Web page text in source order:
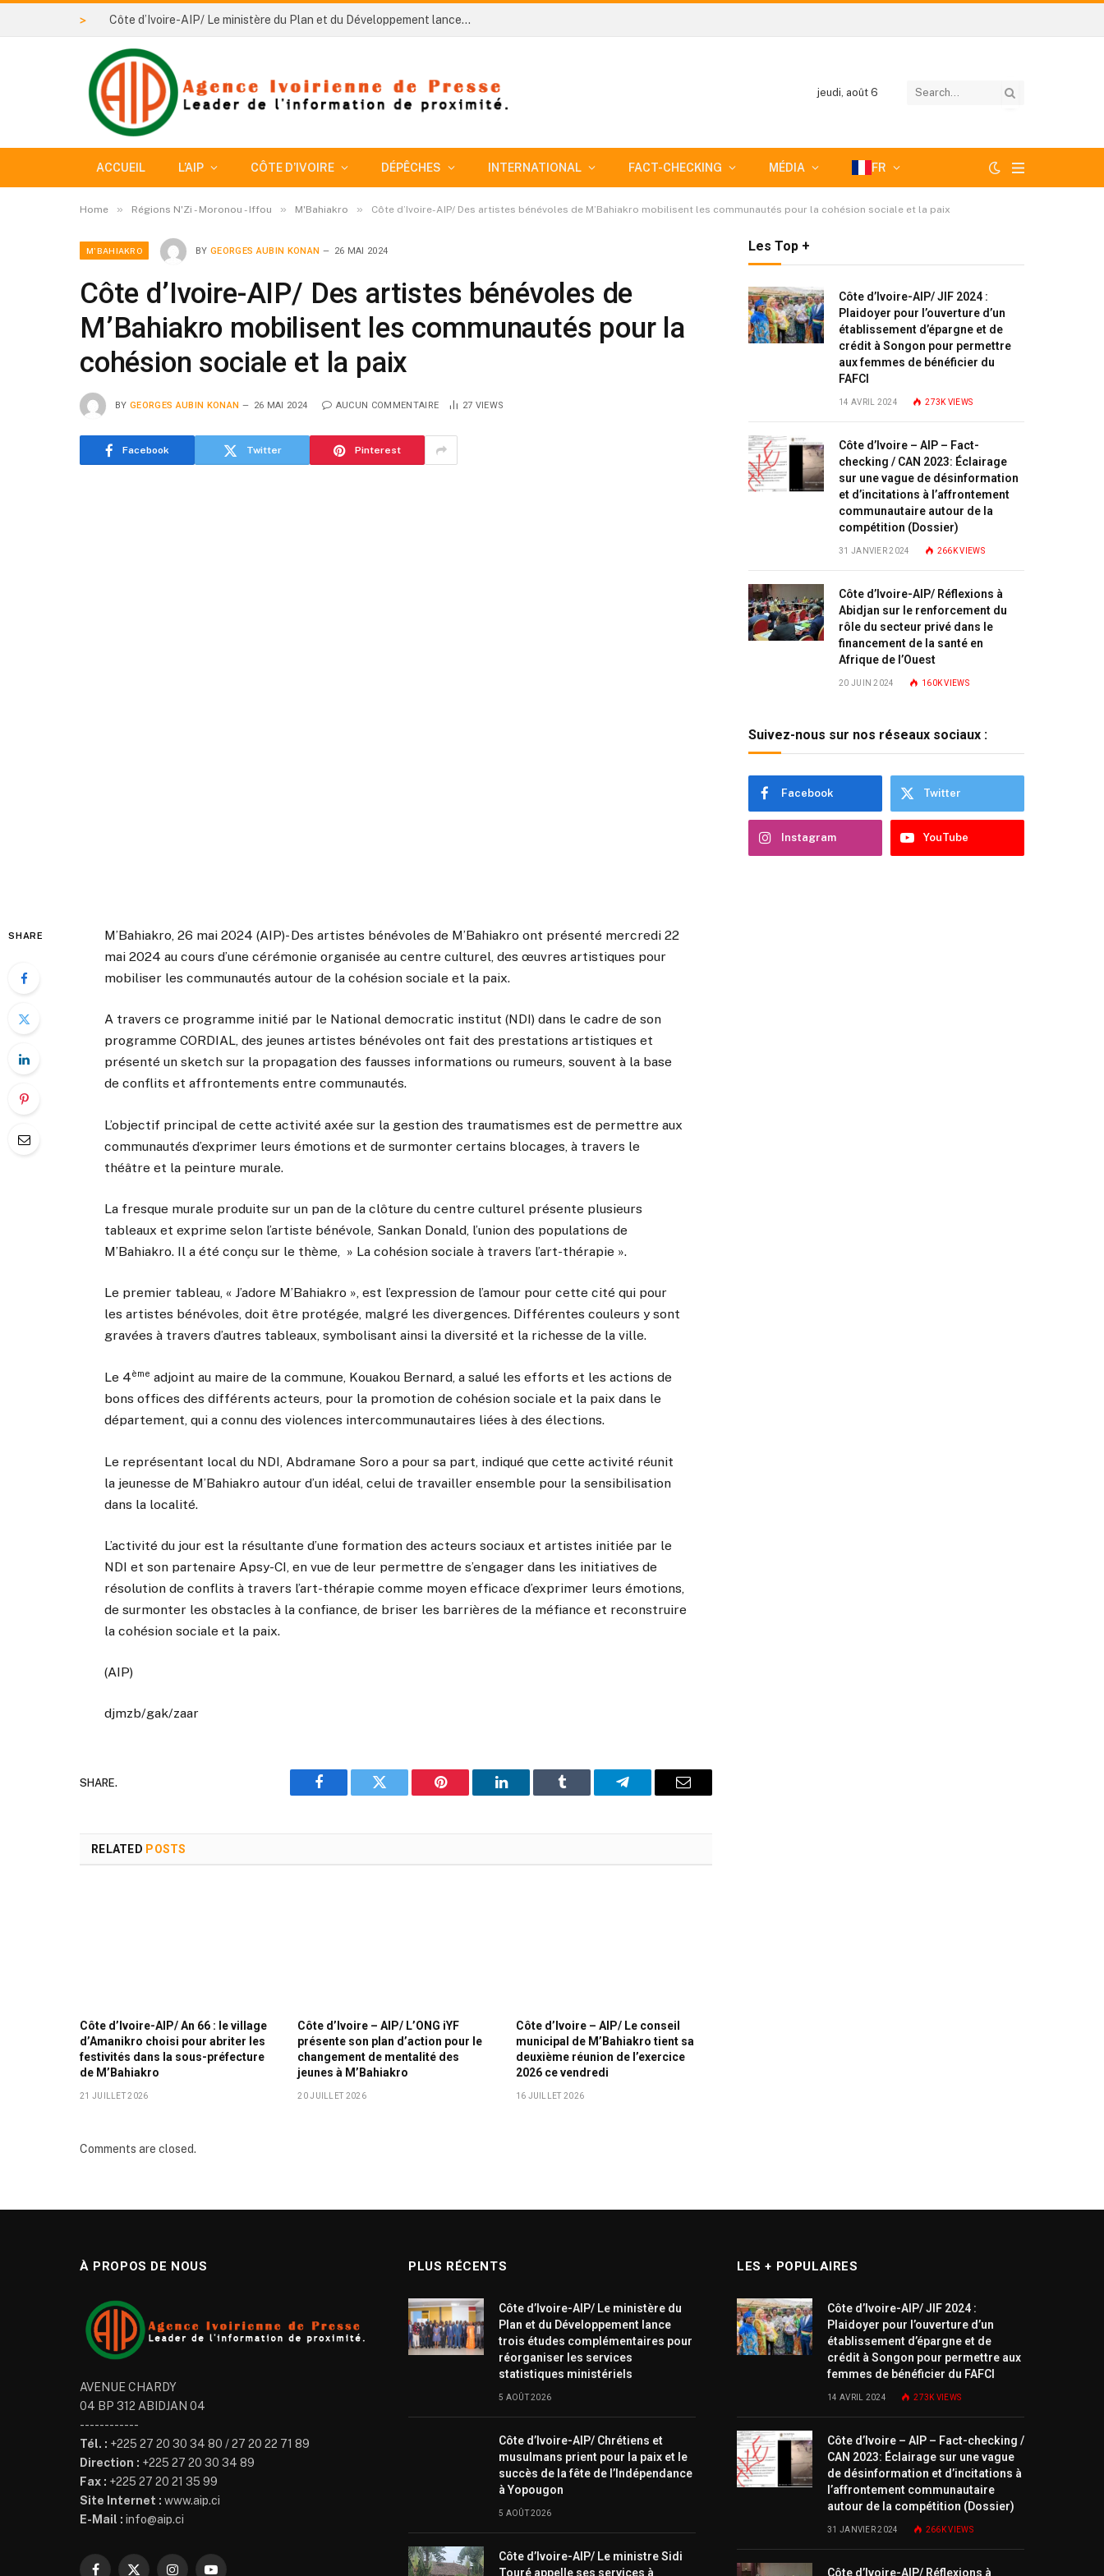
> Côte d’Ivoire-AIP/ Le ministère du Plan et du Développement lance trois études complémentaires pour réorganiser les services statistiques ministériels
jeudi, août 6
ACCUEIL L’AIP CÔTE D’IVOIRE DÉPÊCHES INTERNATIONAL FACT-CHECKING MÉDIA FR
Home » Régions N'Zi - Moronou - Iffou » M'Bahiakro » Côte d’Ivoire-AIP/ Des artistes bénévoles de M’Bahiakro mobilisent les communautés pour la cohésion sociale et la paix
M'BAHIAKRO BY GEORGES AUBIN KONAN 26 MAI 2024
Côte d’Ivoire-AIP/ Des artistes bénévoles de
M’Bahiakro mobilisent les communautés pour la
cohésion sociale et la paix
BY GEORGES AUBIN KONAN 26 MAI 2024 AUCUN COMMENTAIRE 27 VIEWS
Facebook Twitter Pinterest
SHARE
M’Bahiakro, 26 mai 2024 (AIP)- Des artistes bénévoles de M’Bahiakro ont présenté mercredi 22
mai 2024 au cours d’une cérémonie organisée au centre culturel, des œuvres artistiques pour
mobiliser les communautés autour de la cohésion sociale et la paix.
A travers ce programme initié par le National democratic institut (NDI) dans le cadre de son
programme CORDIAL, des jeunes artistes bénévoles ont fait des prestations artistiques et
présenté un sketch sur la propagation des fausses informations ou rumeurs, souvent à la base
de conflits et affrontements entre communautés.
L’objectif principal de cette activité axée sur la gestion des traumatismes est de permettre aux
communautés d’exprimer leurs émotions et de surmonter certains blocages, à travers le
théâtre et la peinture murale.
La fresque murale produite sur un pan de la clôture du centre culturel présente plusieurs
tableaux et exprime selon l’artiste bénévole, Sankan Donald, l’union des populations de
M’Bahiakro. Il a été conçu sur le thème, » La cohésion sociale à travers l’art-thérapie ».
Le premier tableau, « J’adore M’Bahiakro », est l’expression de l’amour pour cette cité qui pour
les artistes bénévoles, doit être protégée, malgré les divergences. Différentes couleurs y sont
gravées à travers d’autres tableaux, symbolisant ainsi la diversité et la richesse de la ville.
Le 4ème adjoint au maire de la commune, Kouakou Bernard, a salué les efforts et les actions de
bons offices des différents acteurs, pour la promotion de cohésion sociale et la paix dans le
département, qui a connu des violences intercommunautaires liées à des élections.
Le représentant local du NDI, Abdramane Soro a pour sa part, indiqué que cette activité réunit
la jeunesse de M’Bahiakro autour d’un idéal, celui de travailler ensemble pour la sensibilisation
dans la localité.
L’activité du jour est la résultante d’une formation des acteurs sociaux et artistes initiée par le
NDI et son partenaire Apsy-CI, en vue de leur permettre de s’engager dans les initiatives de
résolution de conflits à travers l’art-thérapie comme moyen efficace d’exprimer leurs émotions,
de surmonter les obstacles à la confiance, de briser les barrières de la méfiance et reconstruire
la cohésion sociale et la paix.
(AIP)
djmzb/gak/zaar
SHARE.
Facebook Twitter Pinterest LinkedIn Tumblr Telegram Email
RELATED POSTS
Côte d’Ivoire-AIP/ An 66 : le village
d’Amanikro choisi pour abriter les
festivités dans la sous-préfecture
de M’Bahiakro
21 JUILLET 2026
Côte d’Ivoire – AIP/ L’ONG iYF
présente son plan d’action pour le
changement de mentalité des
jeunes à M’Bahiakro
20 JUILLET 2026
Côte d’Ivoire – AIP/ Le conseil
municipal de M’Bahiakro tient sa
deuxième réunion de l’exercice
2026 ce vendredi
16 JUILLET 2026
Comments are closed.
Les Top +
Côte d’Ivoire-AIP/ JIF 2024 :
Plaidoyer pour l’ouverture d’un
établissement d’épargne et de
crédit à Songon pour permettre
aux femmes de bénéficier du
FAFCI
14 AVRIL 2024 273K VIEWS
Côte d’Ivoire – AIP – Fact-
checking / CAN 2023: Éclairage
sur une vague de désinformation
et d’incitations à l’affrontement
communautaire autour de la
compétition (Dossier)
31 JANVIER 2024 266KVIEWS
Côte d’Ivoire-AIP/ Réflexions à
Abidjan sur le renforcement du
rôle du secteur privé dans le
financement de la santé en
Afrique de l’Ouest
20 JUIN 2024 160KVIEWS
Suivez-nous sur nos réseaux sociaux :
Facebook Twitter
Instagram YouTube
À PROPOS DE NOUS
AVENUE CHARDY
04 BP 312 ABIDJAN 04
------------
Tél. : +225 27 20 30 34 80 / 27 20 22 71 89
Direction : +225 27 20 30 34 89
Fax : +225 27 20 21 35 99
Site Internet : www.aip.ci
E-Mail : info@aip.ci
PLUS RÉCENTS
Côte d’Ivoire-AIP/ Le ministère du
Plan et du Développement lance
trois études complémentaires pour
réorganiser les services
statistiques ministériels
5 AOÛT 2026
Côte d’Ivoire-AIP/ Chrétiens et
musulmans prient pour la paix et le
succès de la fête de l’Indépendance
à Yopougon
5 AOÛT 2026
Côte d’Ivoire-AIP/ Le ministre Sidi
Touré appelle ses services à
LES + POPULAIRES
Côte d’Ivoire-AIP/ JIF 2024 :
Plaidoyer pour l’ouverture d’un
établissement d’épargne et de
crédit à Songon pour permettre aux
femmes de bénéficier du FAFCI
14 AVRIL 2024 273KVIEWS
Côte d’Ivoire – AIP – Fact-checking /
CAN 2023: Éclairage sur une vague
de désinformation et d’incitations à
l’affrontement communautaire
autour de la compétition (Dossier)
31 JANVIER 2024 266KVIEWS
Côte d’Ivoire-AIP/ Réflexions à